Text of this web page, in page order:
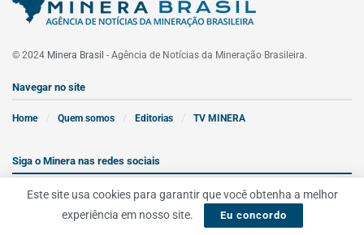
© 2024 Minera Brasil - Agência de Notícias da Mineração Brasileira.
Navegar no site
Home Quem somos Editorias TV MINERA
Siga o Minera nas redes sociais
Este site usa cookies para garantir que você obtenha a melhor
experiência em nosso site.
Eu concordo